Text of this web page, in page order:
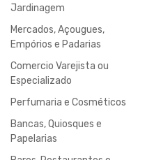
Jardinagem
Mercados, Açougues,
Empórios e Padarias
Comercio Varejista ou
Especializado
Perfumaria e Cosméticos
Bancas, Quiosques e
Papelarias